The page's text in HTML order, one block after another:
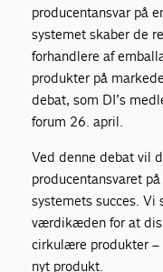
producentansvar på
systemet skaber de
forhandlere af
produkter på
debat, som DI’s
forum 26. april.
Ved denne debat vil
producentansvaret
systemets succes. Vi
værdikæden for at
cirkulære produkter –
nyt produkt.